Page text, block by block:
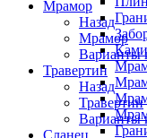
Мрамор
Назад
Мрамор
Варианты
Травертин
Назад
Травертин
Варианты
Сланец